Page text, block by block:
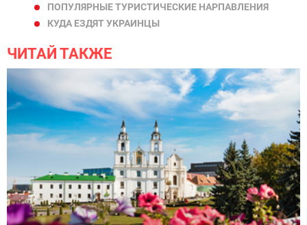
ПОПУЛЯРНЫЕ ТУРИСТИЧЕСКИЕ НАРПАВЛЕНИЯ
КУДА ЕЗДЯТ УКРАИНЦЫ
ЧИТАЙ ТАКЖЕ